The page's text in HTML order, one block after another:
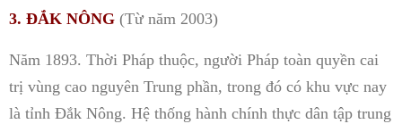
3. ĐẮK NÔNG (Từ năm 2003)
Năm 1893. Thời Pháp thuộc, người Pháp toàn quyền cai
trị vùng cao nguyên Trung phần, trong đó có khu vực nay
là tỉnh Đắk Nông. Hệ thống hành chính thực dân tập trung